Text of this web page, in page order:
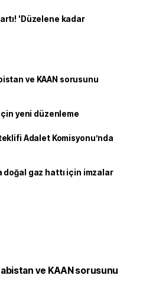
'Düzelene kadar
ve KAAN sorusunu
yeni düzenleme
Adalet Komisyonu’nda
doğal gaz hattı için imzalar
ve KAAN sorusunu